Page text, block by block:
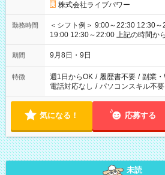
株式会社ライブパワー
勤務時間
＜シフト例＞ 9:00～22:30 12:30
19:00 12:30～22:00 上記の時間から好きな時間を選べます！ ※
時間は変更となる可能性があります
期間 9月8日・9日
特徴 週1日からOK / 履歴書不要 / 副業
電話対応なし / パソコンスキル不要
気になる！ 応募する
未読